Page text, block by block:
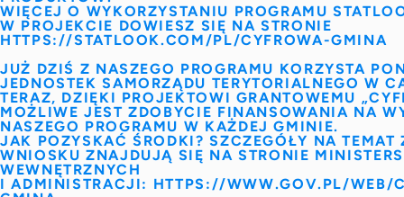
WIĘCEJ O WYKORZYSTANIU PROGRAMU
W PROJEKCIE DOWIESZ SIĘ NA STRONIE
HTTPS://STATLOOK.COM/PL/CYFROWA-GMINA
JUŻ DZIŚ Z NASZEGO PROGRAMU KORZYSTA
JEDNOSTEK SAMORZĄDU TERYTORIALNEGO W
TERAZ, DZIĘKI PROJEKTOWI GRANTOWEMU
MOŻLIWE JEST ZDOBYCIE FINANSOWANIA NA
NASZEGO PROGRAMU W KAŻDEJ GMINIE.
JAK POZYSKAĆ ŚRODKI? SZCZEGÓŁY NA TEMAT
WNIOSKU ZNAJDUJĄ SIĘ NA STRONIE
WEWNĘTRZNYCH
I ADMINISTRACJI: HTTPS://WWW.GOV.PL/WEB/